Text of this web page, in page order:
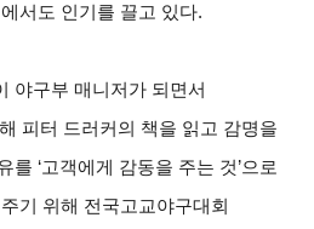
서도 인기를 끌고 있다.
야구부 매니저가 되면서
피터 드러커의 책을 읽고 감명을
를 ‘고객에게 감동을 주는 것’으로
기 위해 전국고교야구대회